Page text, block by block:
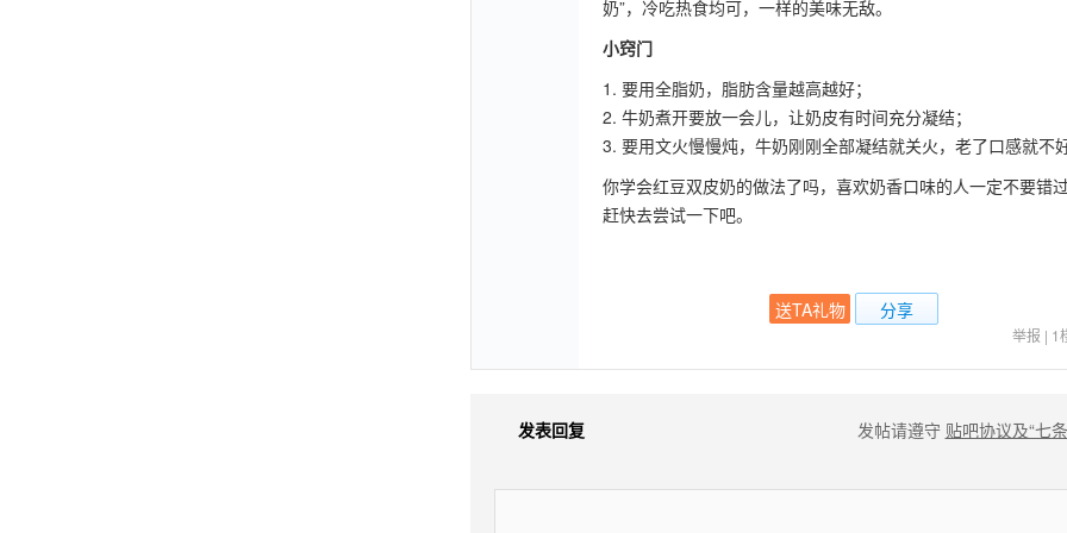
奶”，冷吃热食均可，一样的美味无敌。
小窍门
1. 要用全脂奶，脂肪含量越高越好；
2. 牛奶煮开要放一会儿，让奶皮有时间充分凝结；
3. 要用文火慢慢炖，牛奶刚刚全部凝结就关火，老了口感就不好
你学会红豆双皮奶的做法了吗，喜欢奶香口味的人一定不要错过
赶快去尝试一下吧。
送TA礼物 分享
举报 | 1
发表回复 发帖请遵守 贴吧协议及“七